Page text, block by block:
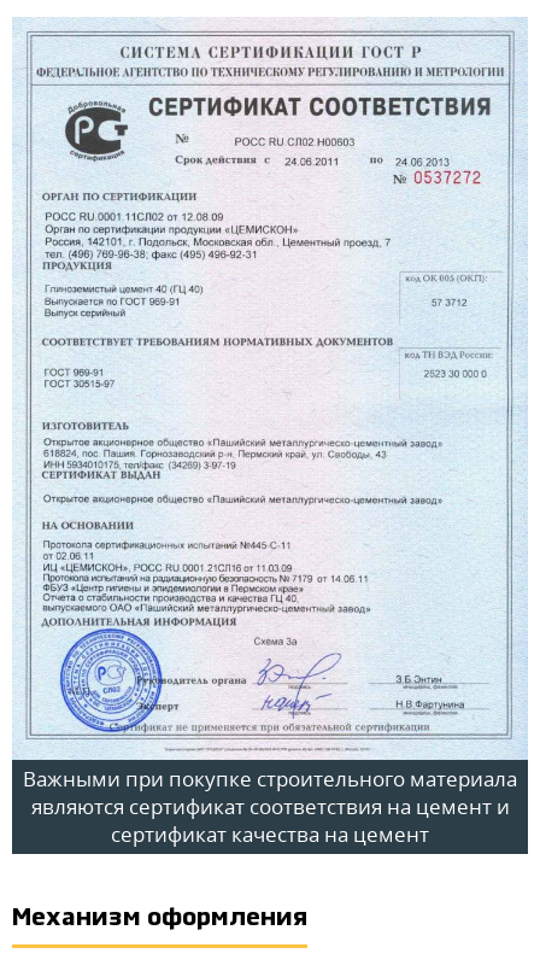
Важными при покупке строительного материала
являются сертификат соответствия на цемент и
сертификат качества на цемент
Механизм оформления